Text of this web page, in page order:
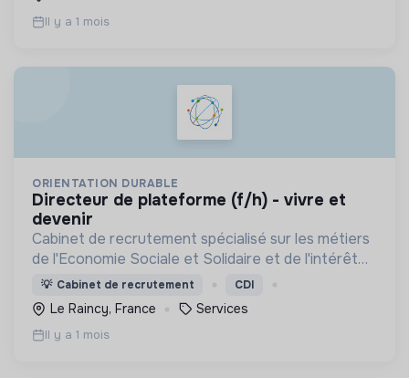
Il y a 1 mois
ORIENTATION DURABLE
directeur de plateforme (f/h) - vivre et
devenir
Cabinet de recrutement spécialisé sur les métiers
de l'Economie Sociale et Solidaire et de l'intérêt
général
💡 Cabinet de recrutement CDI
Le Raincy, France Services
Il y a 1 mois